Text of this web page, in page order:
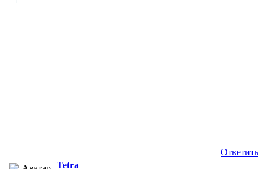
Ответить
Tetra